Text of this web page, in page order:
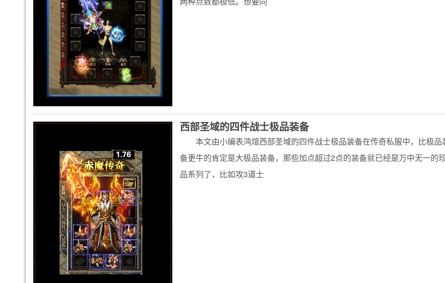
西部圣域的四件战士极品装备
本文由小编表鸿煊西部圣域的四件战士极品装备在传奇私服中，比极品
备更牛的肯定是大极品装备，那些加点超过2点的装备就已经是万中无一的
品系列了，比如攻3道士